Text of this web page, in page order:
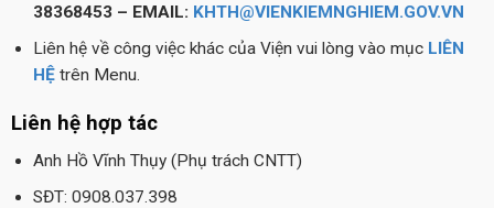
38368453 – EMAIL: KHTH@VIENKIEMNGHIEM.GOV.VN
Liên hệ về công việc khác của Viện vui lòng vào mục LIÊN
HỆtrên Menu.
Liên hệ hợp tác
Anh Hồ Vĩnh Thụy (Phụ trách CNTT)
SĐT: 0908.037.398